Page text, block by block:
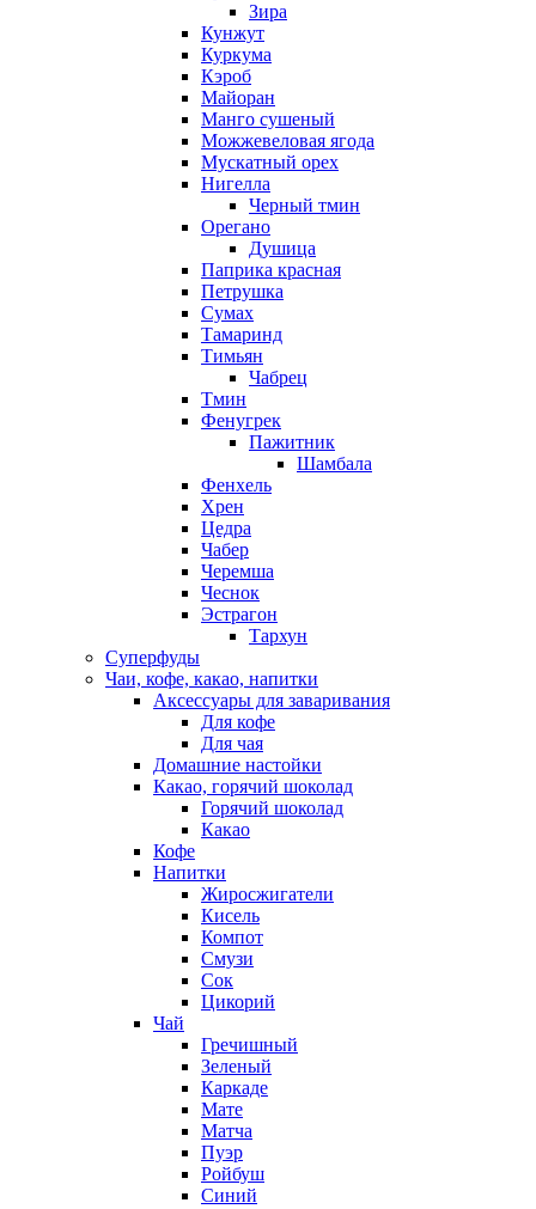
Зира
Кунжут
Куркума
Кэроб
Майоран
Манго сушеный
Можжевеловая ягода
Мускатный орех
Нигелла
Черный тмин
Орегано
Душица
Паприка красная
Петрушка
Сумах
Тамаринд
Тимьян
Чабрец
Тмин
Фенугрек
Пажитник
Шамбала
Фенхель
Хрен
Цедра
Чабер
Черемша
Чеснок
Эстрагон
Тархун
Суперфуды
Чаи, кофе, какао, напитки
Аксессуары для заваривания
Для кофе
Для чая
Домашние настойки
Какао, горячий шоколад
Горячий шоколад
Какао
Кофе
Напитки
Жиросжигатели
Кисель
Компот
Смузи
Сок
Цикорий
Чай
Гречишный
Зеленый
Каркаде
Мате
Матча
Пуэр
Ройбуш
Синий